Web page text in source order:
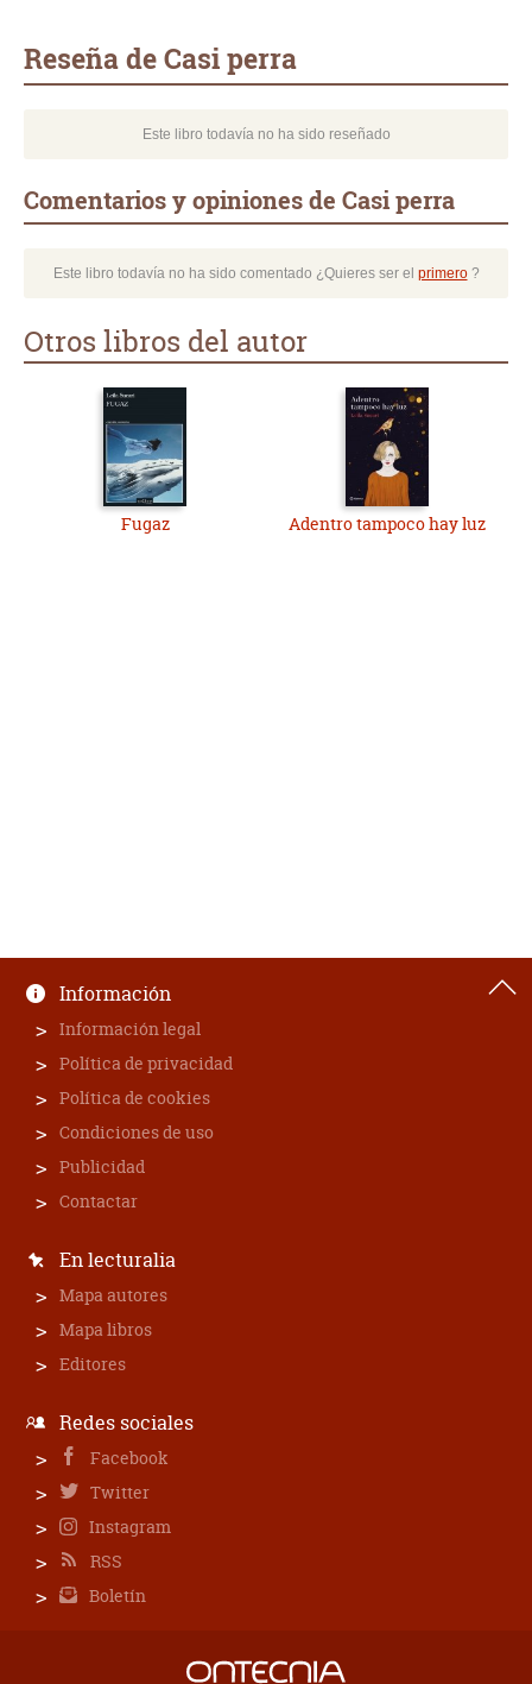
Reseña de Casi perra
Este libro todavía no ha sido reseñado
Comentarios y opiniones de Casi perra
Este libro todavía no ha sido comentado ¿Quieres ser el primero?
Otros libros del autor
Fugaz Adentro tampoco hay luz
Información
Información legal
Política de privacidad
Política de cookies
Condiciones de uso
Publicidad
Contactar
En lecturalia
Mapa autores
Mapa libros
Editores
Redes sociales
Facebook
Twitter
Instagram
RSS
Boletín